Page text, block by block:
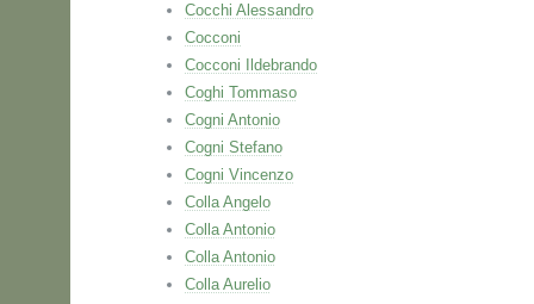
Cocchi Alessandro
Cocconi
Cocconi Ildebrando
Coghi Tommaso
Cogni Antonio
Cogni Stefano
Cogni Vincenzo
Colla Angelo
Colla Antonio
Colla Antonio
Colla Aurelio